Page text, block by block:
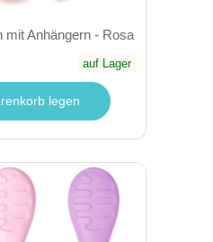
mit Anhängern - Rosa
auf Lager
legen